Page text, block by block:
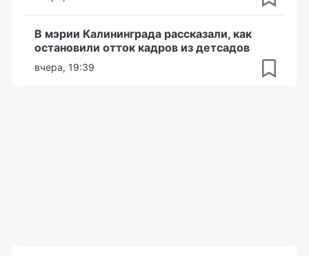
В мэрии Калининграда рассказали, как
остановили отток кадров из детсадов
вчера, 19:39